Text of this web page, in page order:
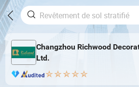
Changzhou Richwood
Ltd.